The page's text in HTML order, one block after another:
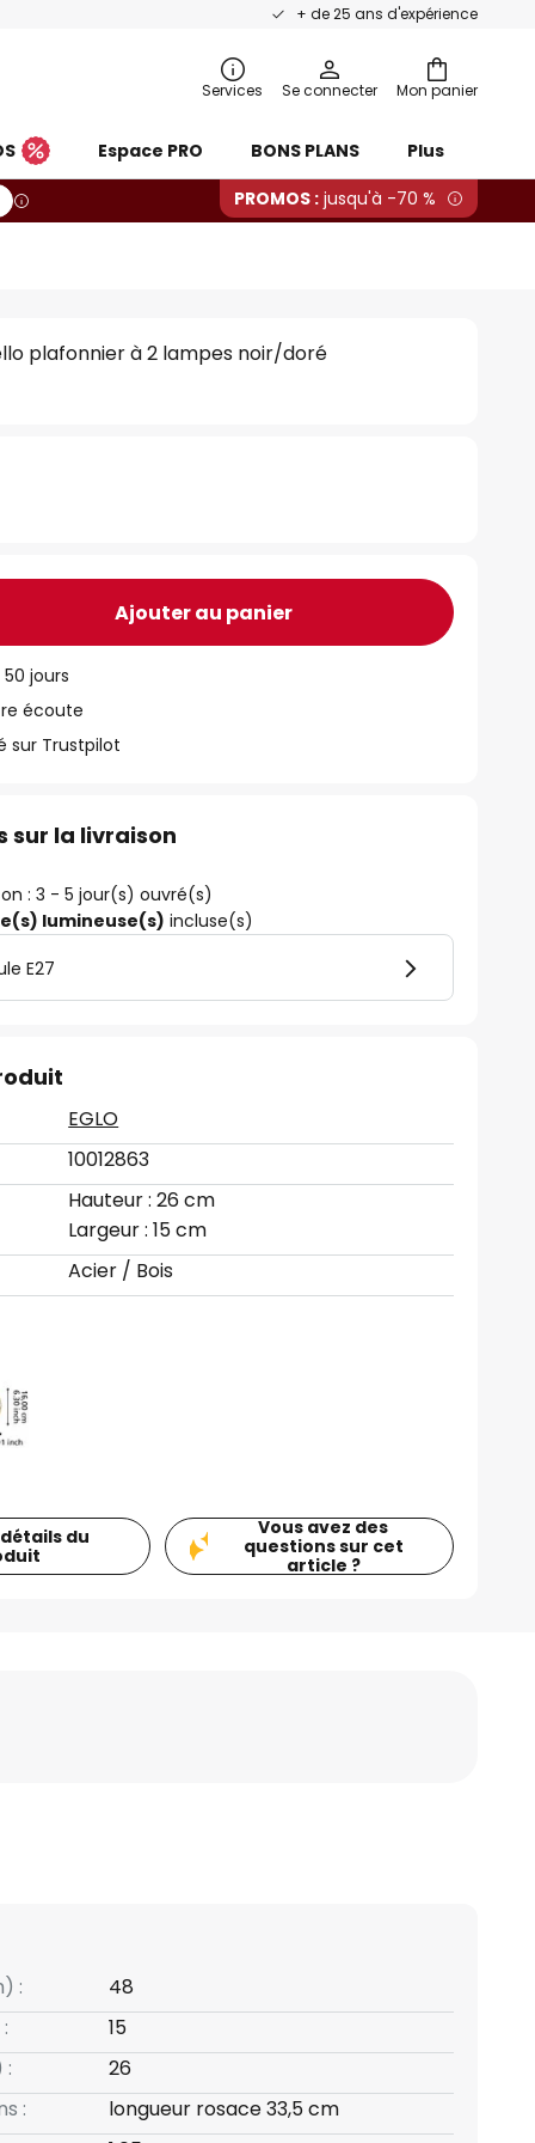
+ de 25 ans d'expérience
Mon panier
Services Se connecter
Espace PRO BONS PLANS
Plus
PROMOS : jusqu'à -70 %
plafonnier à 2 lampes noir/doré
Ajouter au panier
jours
écoute
sur Trustpilot
sur la livraison
: 3 - 5 jour(s) ouvré(s)
lumineuse(s) incluse(s)
E27
EGLO
10012863
Hauteur : 26 cm
Largeur : 15 cm
Acier / Bois
du
Vous avez des
questions sur cet
article ?
:
48
15
:
26
:
longueur rosace 33,5 cm